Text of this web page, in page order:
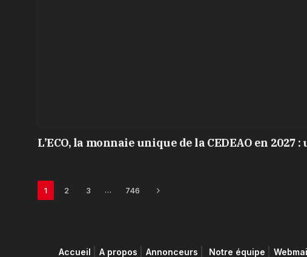
L’ECO, la monnaie unique de la CEDEAO en
1 2 3 … 746 Next
Accueil A propos Annonceurs Notre équipe